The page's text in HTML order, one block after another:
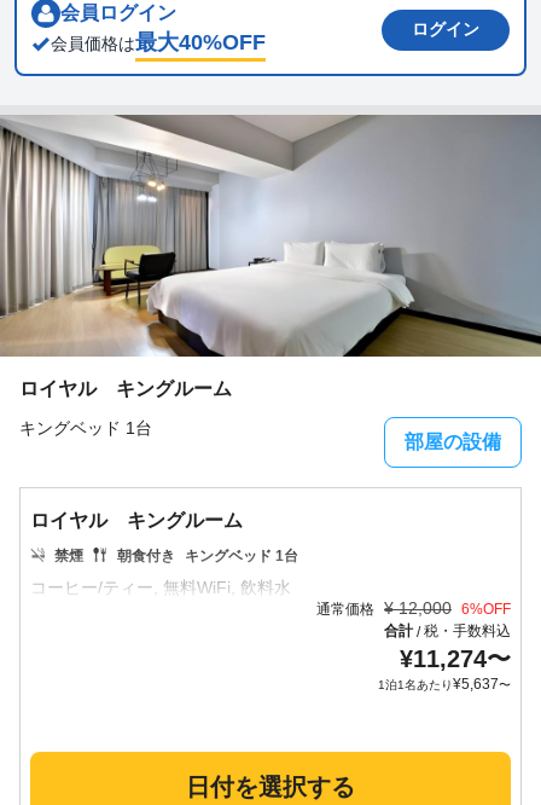
会員ログイン
会員価格は最大40%OFF
ログイン
ロイヤル キングルーム
キングベッド 1台
部屋の設備
ロイヤル キングルーム
禁煙 朝食付き キングベッド 1台
通常価格 ¥ 12,000 6%OFF
合計/税・手数料込
¥11,274〜
1泊1名あたり¥5,637〜
日付を選択する